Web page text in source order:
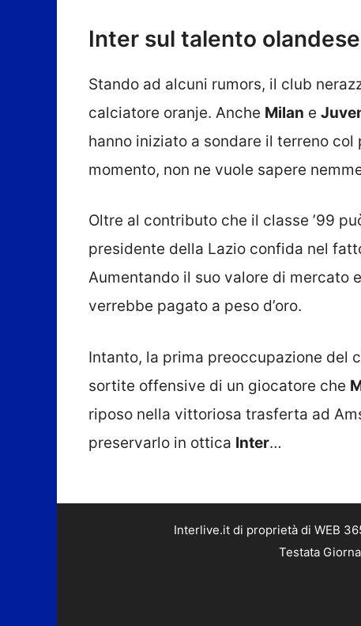
Inter sul talento
Stando ad alcuni rumors, il club
calciatore oranje. Anche Milan e
hanno iniziato a sondare il terreno col
momento, non ne vuole sapere
Oltre al contributo che il classe ’99
presidente della Lazio confida nel
Aumentando il suo valore di mercato
verrebbe pagato a peso d’oro.
Intanto, la prima preoccupazione del
sortite offensive di un giocatore che
riposo nella vittoriosa trasferta ad
preservarlo in ottica Inter
Interlive.it di proprietà di WEB
Testata